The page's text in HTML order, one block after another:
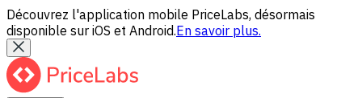
Découvrez l'application mobile PriceLabs, désormais
disponible sur iOS et Android.En savoir plus.